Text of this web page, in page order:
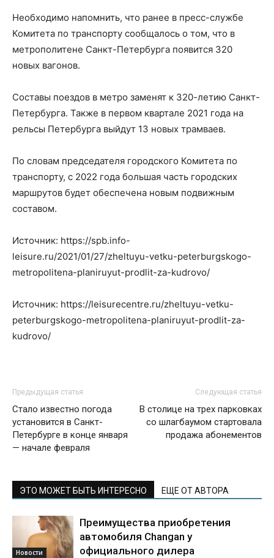
Необходимо напомнить, что ранее в пресс-службе
Комитета по транспорту сообщалось о том, что в
метрополитене Санкт-Петербурга появится 320
новых вагонов.
Составы поездов в метро заменят к 320-летию Санкт-
Петербурга. Также в первом квартале 2021 года на
рельсы Петербурга выйдут 13 новых трамваев.
По словам председателя городского Комитета по
транспорту, с 2022 года большая часть городских
маршрутов будет обеспечена новым подвижным
составом.
Источник: https://spb.info-
leisure.ru/2021/01/27/zheltuyu-vetku-peterburgskogo-
metropolitena-planiruyut-prodlit-za-kudrovo/
Источник: https://leisurecentre.ru/zheltuyu-vetku-
peterburgskogo-metropolitena-planiruyut-prodlit-za-
kudrovo/
Предыдущая статья
Стало известно погода
установится в Санкт-
Петербурге в конце января
— начале февраля
Следующая статья
В столице на трех парковках
со шлагбаумом стартовала
продажа абонементов
ЭТО МОЖЕТ БЫТЬ ИНТЕРЕСНО ЕЩЕ ОТ АВТОРА
Новости
Преимущества приобретения
автомобиля Changan у
официального дилера